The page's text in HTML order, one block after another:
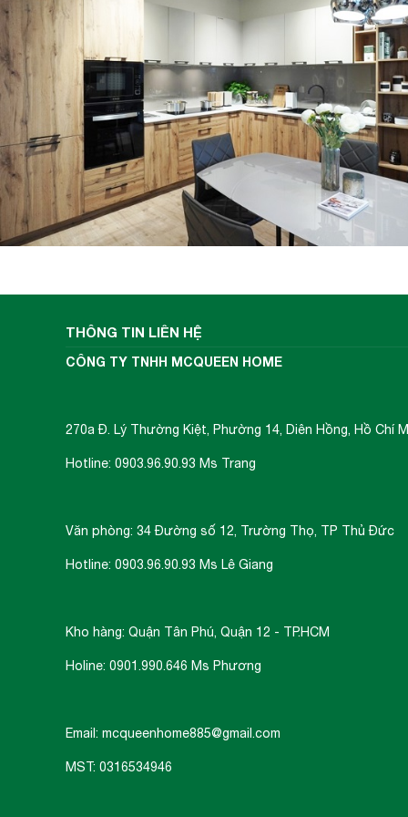
dàng hơn.
vùng nấu sau đó ấn nút khởi động bếp
chỉ việc điều chỉnh mức công suất to nhỏ
THÔNG TIN LIÊN HỆ
CÔNG TY TNHH MCQUEEN HOME
270a Đ. Lý Thường Kiệt, Phường 14, Diên Hồng, Hồ Chí
Hotline: 0903.96.90.93 Ms Trang
Văn phòng: 34 Đường số 12, Trường Thọ, TP Thủ Đức
Hotline: 0903.96.90.93 Ms Lê Giang
Kho hàng: Quận Tân Phú, Quận 12 - TP.HCM
Holine: 0901.990.646 Ms Phương
Email: mcqueenhome885@gmail.com
MST: 0316534946